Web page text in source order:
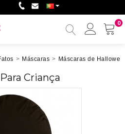
0
Minha
> Máscaras > Máscaras de
Criança